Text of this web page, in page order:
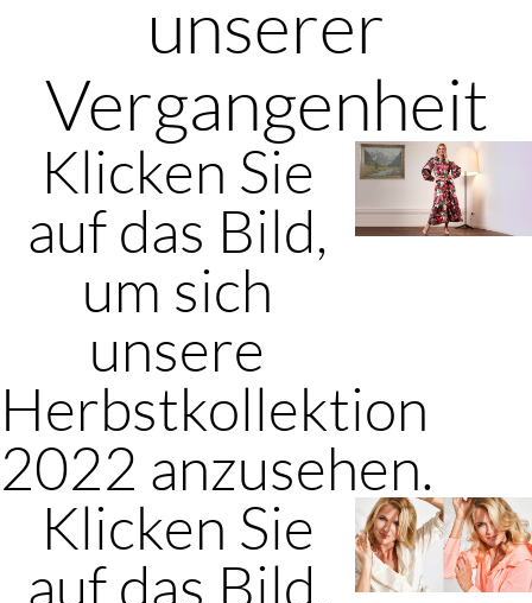
unserer
Vergangenheit
Klicken Sie
auf das Bild,
um sich
unsere
Herbstkollektion
2022 anzusehen.
Klicken Sie
auf das Bild,